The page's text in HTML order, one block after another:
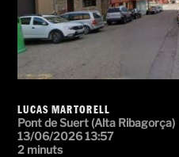
LUCAS MARTORELL
Pont de Suert (Alta Ribagorça)
13/06/2026 13:57
2 minuts